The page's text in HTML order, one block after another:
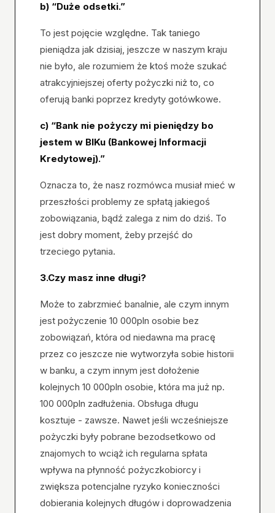
b) “Duże odsetki.”
To jest pojęcie względne. Tak taniego
pieniądza jak dzisiaj, jeszcze w naszym kraju
nie było, ale rozumiem że ktoś może szukać
atrakcyjniejszej oferty pożyczki niż to, co
oferują banki poprzez kredyty gotówkowe.
c) “Bank nie pożyczy mi pieniędzy bo
jestem w BIKu (Bankowej Informacji
Kredytowej).”
Oznacza to, że nasz rozmówca musiał mieć w
przeszłości problemy ze spłatą jakiegoś
zobowiązania, bądź zalega z nim do dziś. To
jest dobry moment, żeby przejść do
trzeciego pytania.
3.Czy masz inne długi?
Może to zabrzmieć banalnie, ale czym innym
jest pożyczenie 10 000pln osobie bez
zobowiązań, która od niedawna ma pracę
przez co jeszcze nie wytworzyła sobie historii
w banku, a czym innym jest dołożenie
kolejnych 10 000pln osobie, która ma już np.
100 000pln zadłużenia. Obsługa długu
kosztuje - zawsze. Nawet jeśli wcześniejsze
pożyczki były pobrane bezodsetkowo od
znajomych to wciąż ich regularna spłata
wpływa na płynność pożyczkobiorcy i
zwiększa potencjalne ryzyko konieczności
dobierania kolejnych długów i doprowadzenia